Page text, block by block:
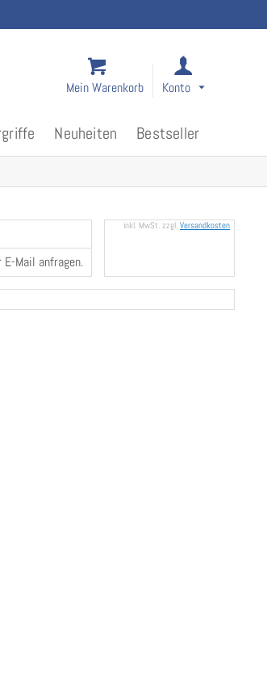
Konto
Mein Warenkorb
Neuheiten Bestseller
Mail anfragen.
inkl. MwSt. zzgl. Versandkosten